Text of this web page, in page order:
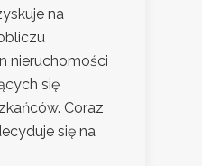
na
nieruchomości
się
Coraz
się na